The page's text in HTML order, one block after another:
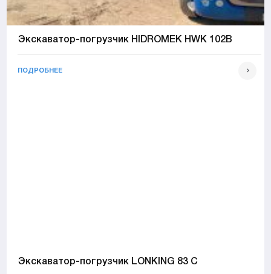
Экскаватор-погрузчик HIDROMEK HWK 102B
ПОДРОБНЕЕ
Экскаватор-погрузчик LONKING 83 C